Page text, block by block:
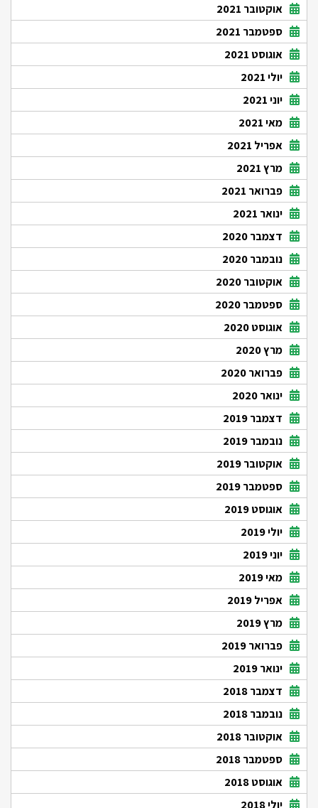
אוקטובר 2021
ספטמבר 2021
אוגוסט 2021
יולי 2021
יוני 2021
מאי 2021
אפריל 2021
מרץ 2021
פברואר 2021
ינואר 2021
דצמבר 2020
נובמבר 2020
אוקטובר 2020
ספטמבר 2020
אוגוסט 2020
מרץ 2020
פברואר 2020
ינואר 2020
דצמבר 2019
נובמבר 2019
אוקטובר 2019
ספטמבר 2019
אוגוסט 2019
יולי 2019
יוני 2019
מאי 2019
אפריל 2019
מרץ 2019
פברואר 2019
ינואר 2019
דצמבר 2018
נובמבר 2018
אוקטובר 2018
ספטמבר 2018
אוגוסט 2018
יולי 2018